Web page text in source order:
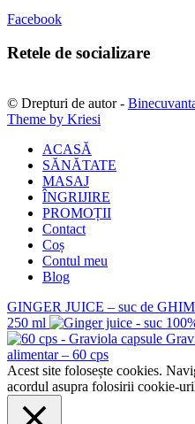
Facebook
Retele de socializare
© Drepturi de autor -
Theme by Kriesi
ACASĂ
SĂNĂTATE
MASAJ
ÎNGRIJIRE
PROMOȚII
Contact
Coș
Contul meu
Blog
GINGER JUICE – suc de
250 ml
alimentar – 60 cps
Acest site folosește cookies.
acordul asupra folosirii cookie-